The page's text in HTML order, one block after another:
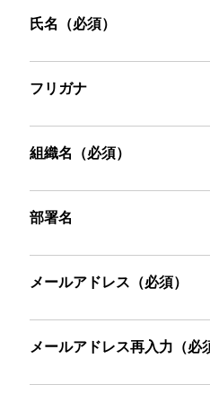
氏名（必須）
フリガナ
組織名（必須）
部署名
メールアドレス（必須）
メールアドレス再入力（必